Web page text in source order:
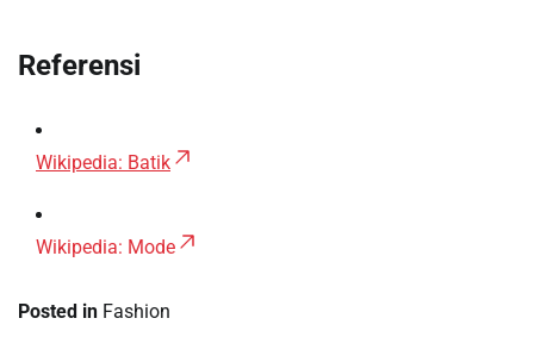
Referensi
Wikipedia: Batik
Wikipedia: Mode
Posted in Fashion